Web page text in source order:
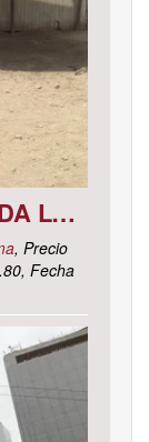
ASOCIACIÓN DE VIVIENDA LOS CACTUS MZ. C LOTE 9, DISTRITO DE PACHACAMAC, PROVINCIA Y DEPARTAMENTO DE LIMA
, Precio
Fecha